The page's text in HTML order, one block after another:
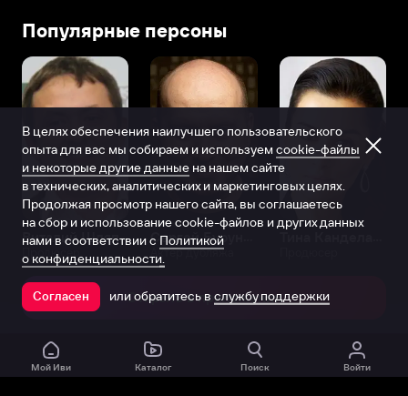
Популярные персоны
Виталий Шляппо
Продюсер Актёр дубляжа
Открыть в приложении
Мой Иви Каталог Поиск Войти
В целях обеспечения наилучшего пользовательского
опыта для вас мы собираем и используем cookie-файлы
и некоторые другие данные на нашем сайте
в технических, аналитических и маркетинговых целях.
Продолжая просмотр нашего сайта, вы соглашаетесь
на сбор и использование cookie-файлов и других данных
нами в соответствии с Политикой
о конфиденциальности.
Согласен или обратитесь в службу поддержки